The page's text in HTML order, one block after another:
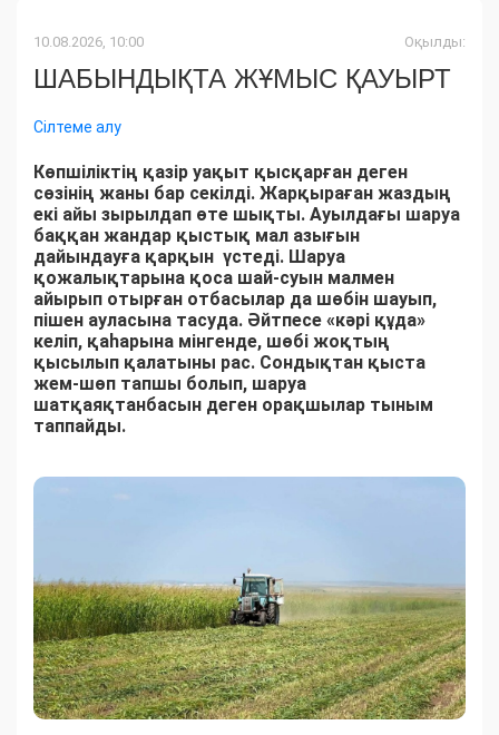
10.08.2026, 10:00 Оқылды:
ШАБЫНДЫҚТА ЖҰМЫС ҚАУЫРТ
Сілтеме алу
Көпшіліктің қазір уақыт қысқарған деген
сөзінің жаны бар секілді. Жарқыраған жаздың
екі айы зырылдап өте шықты. Ауылдағы шаруа
баққан жандар қыстық мал азығын
дайындауға қарқын үстеді. Шаруа
қожалықтарына қоса шай-суын малмен
айырып отырған отбасылар да шөбін шауып,
пішен ауласына тасуда. Әйтпесе «кәрі құда»
келіп, қаһарына мінгенде, шөбі жоқтың
қысылып қалатыны рас. Сондықтан қыста
жем-шөп тапшы болып, шаруа
шатқаяқтанбасын деген орақшылар тыным
таппайды.